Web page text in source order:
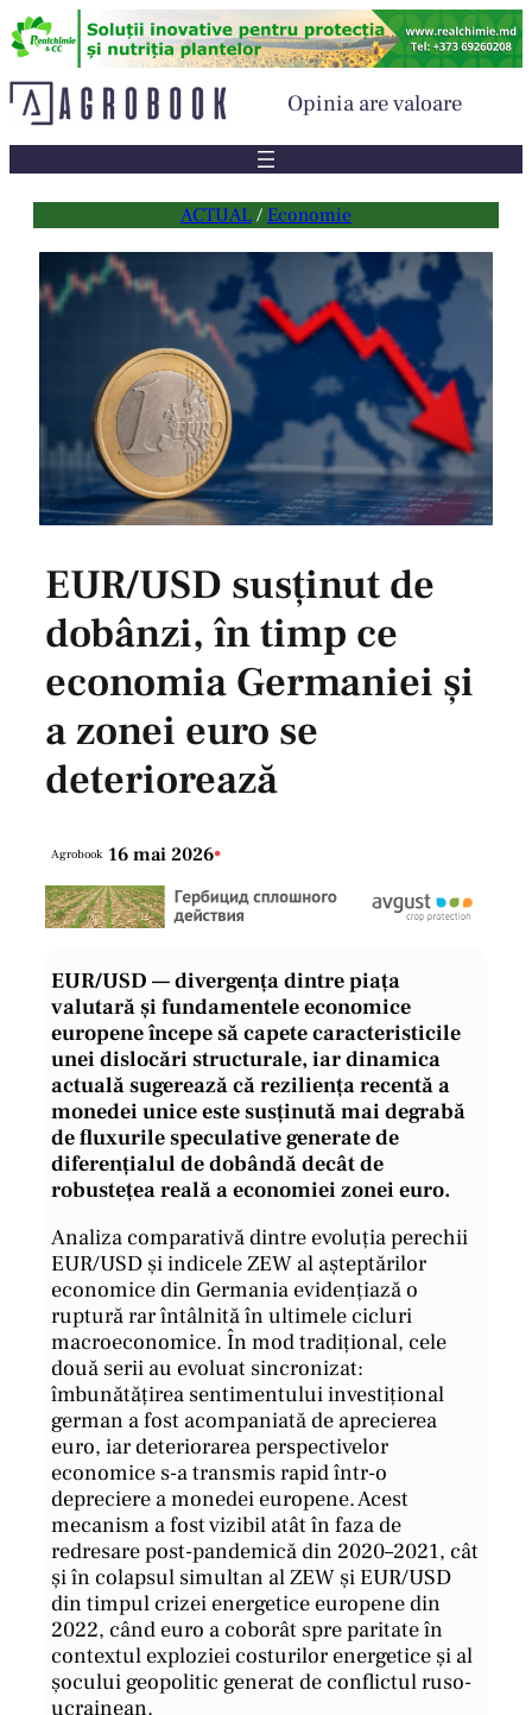
Sari
la
Opinia are valoare
ACTUAL / Economie
EUR/USD susținut de
dobânzi, în timp ce
economia Germaniei și
a zonei euro se
deteriorează
Agrobook 16 mai 2026•
EUR/USD — divergența dintre piața
valutară și fundamentele economice
europene începe să capete caracteristicile
unei dislocări structurale, iar dinamica
actuală sugerează că reziliența recentă a
monedei unice este susținută mai degrabă
de fluxurile speculative generate de
diferențialul de dobândă decât de
robustețea reală a economiei zonei euro.
Analiza comparativă dintre evoluția perechii
EUR/USD și indicele ZEW al așteptărilor
economice din Germania evidențiază o
ruptură rar întâlnită în ultimele cicluri
macroeconomice. În mod tradițional, cele
două serii au evoluat sincronizat:
îmbunătățirea sentimentului investițional
german a fost acompaniată de aprecierea
euro, iar deteriorarea perspectivelor
economice s-a transmis rapid într-o
depreciere a monedei europene. Acest
mecanism a fost vizibil atât în faza de
redresare post-pandemică din 2020–2021, cât
și în colapsul simultan al ZEW și EUR/USD
din timpul crizei energetice europene din
2022, când euro a coborât spre paritate în
contextul exploziei costurilor energetice și al
șocului geopolitic generat de conflictul ruso-
ucrainean.